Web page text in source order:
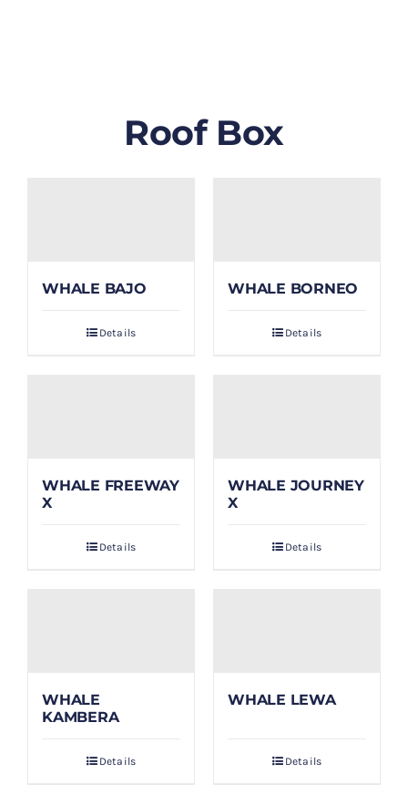
PAYMENT
Roof Box
WHALE BAJO
Details
WHALE BORNEO
Details
WHALE FREEWAY
X
Details
WHALE JOURNEY
X
Details
WHALE
KAMBERA
Details
WHALE LEWA
Details